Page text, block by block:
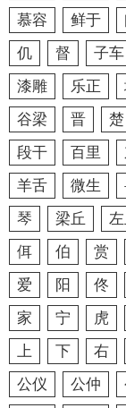
慕容
鲜于
仉
督 子车
漆雕
乐正
谷梁
晋 楚
段干
百里
羊舌
微生
琴
梁丘
佴
伯 赏
爱
阳 佟
家
宁 虎
上
下 右
公仪
公仲